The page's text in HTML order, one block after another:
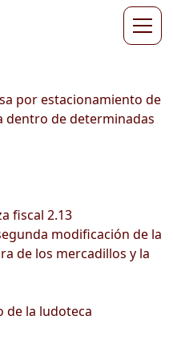
por estacionamiento de
dentro de determinadas
fiscal 2.13
modificación de la
de los mercadillos y la
de la ludoteca